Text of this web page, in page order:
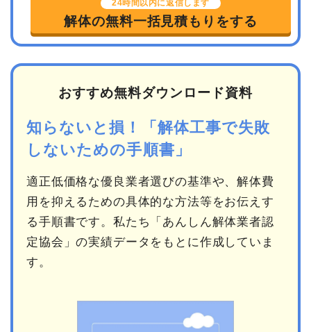
24時間以内に返信します
解体の無料一括見積もりをする
おすすめ無料ダウンロード資料
知らないと損！「解体工事で失敗
しないための手順書」
適正低価格な優良業者選びの基準や、解体費
用を抑えるための具体的な方法等をお伝えす
る手順書です。私たち「あんしん解体業者認
定協会」の実績データをもとに作成していま
す。